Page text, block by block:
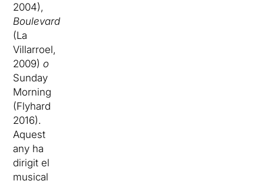
2004),
Boulevard
(La
Villarroel,
2009) o
Sunday
Morning
(Flyhard
2016).
Aquest
any ha
dirigit el
musical